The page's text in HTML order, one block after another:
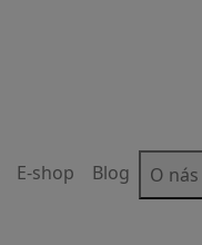
E-shop Blog
O nás